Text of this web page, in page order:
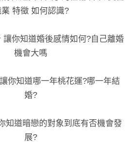
特徵 如何認識?
讓你知道婚後感情如何?自己離婚
機會大嗎
你知道哪一年桃花運?哪一年結
婚?
知道暗戀的對象到底有否機會發
展?